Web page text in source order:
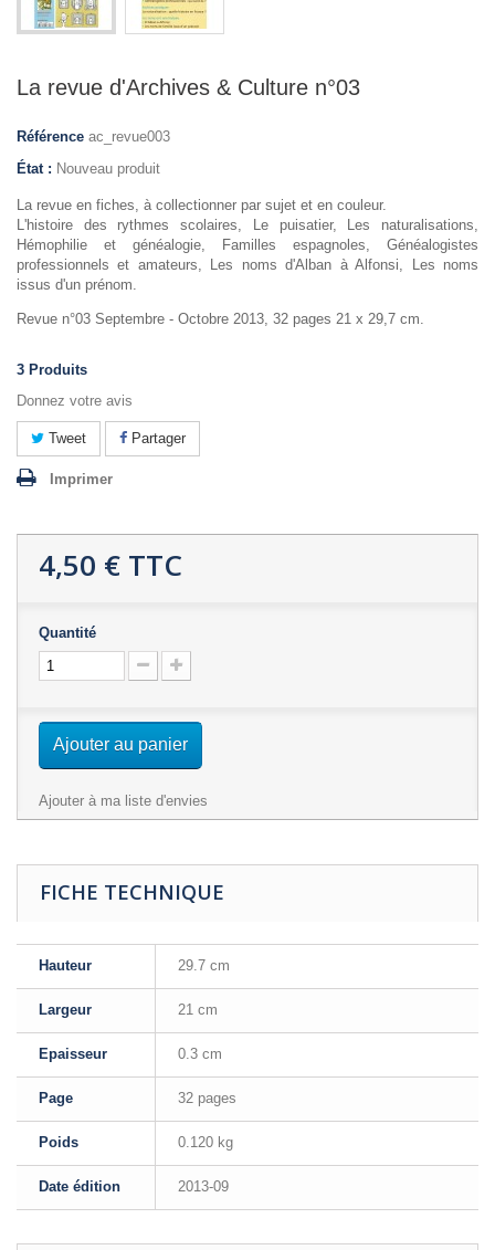
La revue d'Archives & Culture n°03
Référence ac_revue003
État : Nouveau produit
La revue en fiches, à collectionner par sujet et en couleur.
L'histoire des rythmes scolaires, Le puisatier, Les naturalisations,
Hémophilie et généalogie, Familles espagnoles, Généalogistes
professionnels et amateurs, Les noms d'Alban à Alfonsi, Les noms
issus d'un prénom.
Revue n°03 Septembre - Octobre 2013, 32 pages 21 x 29,7 cm.
3 Produits
Donnez votre avis
Tweet Partager
Imprimer
4,50 € TTC
Quantité
Ajouter au panier
Ajouter à ma liste d'envies
FICHE TECHNIQUE
Hauteur 29.7 cm
Largeur 21 cm
Epaisseur 0.3 cm
Page 32 pages
Poids 0.120 kg
Date édition 2013-09